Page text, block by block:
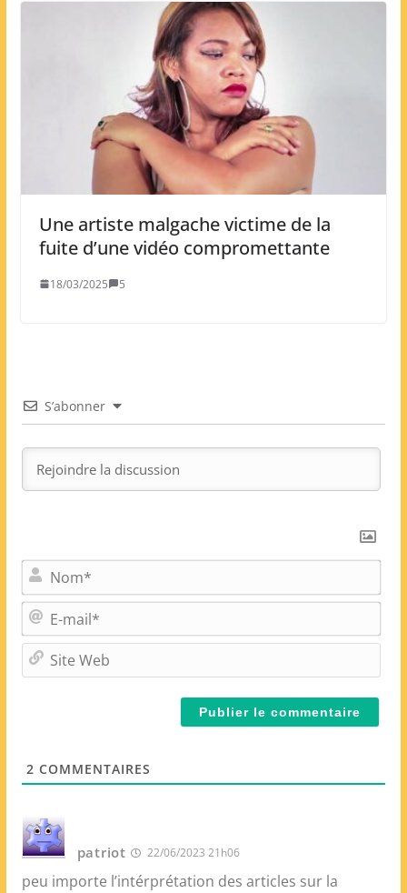
Une artiste malgache victime de la
fuite d’une vidéo compromettante
18/03/2025 5
S’abonner
o
m
*
E
-
m
i
2 COMMENTAIRES
patriot 22/06/2023 21h06
peu importe l’intérprétation des articles sur la